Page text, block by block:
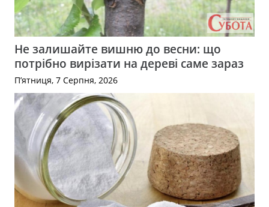
Не залишайте вишню до весни: що
потрібно вирізати на дереві саме зараз
П’ятниця, 7 Серпня, 2026